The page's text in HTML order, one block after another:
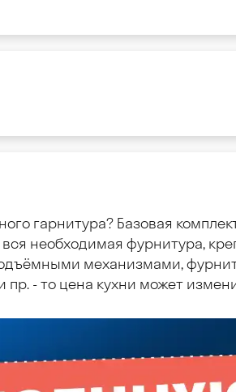
гарнитура? Базовая
необходимая фурнитура,
механизмами,
- то цена кухни может